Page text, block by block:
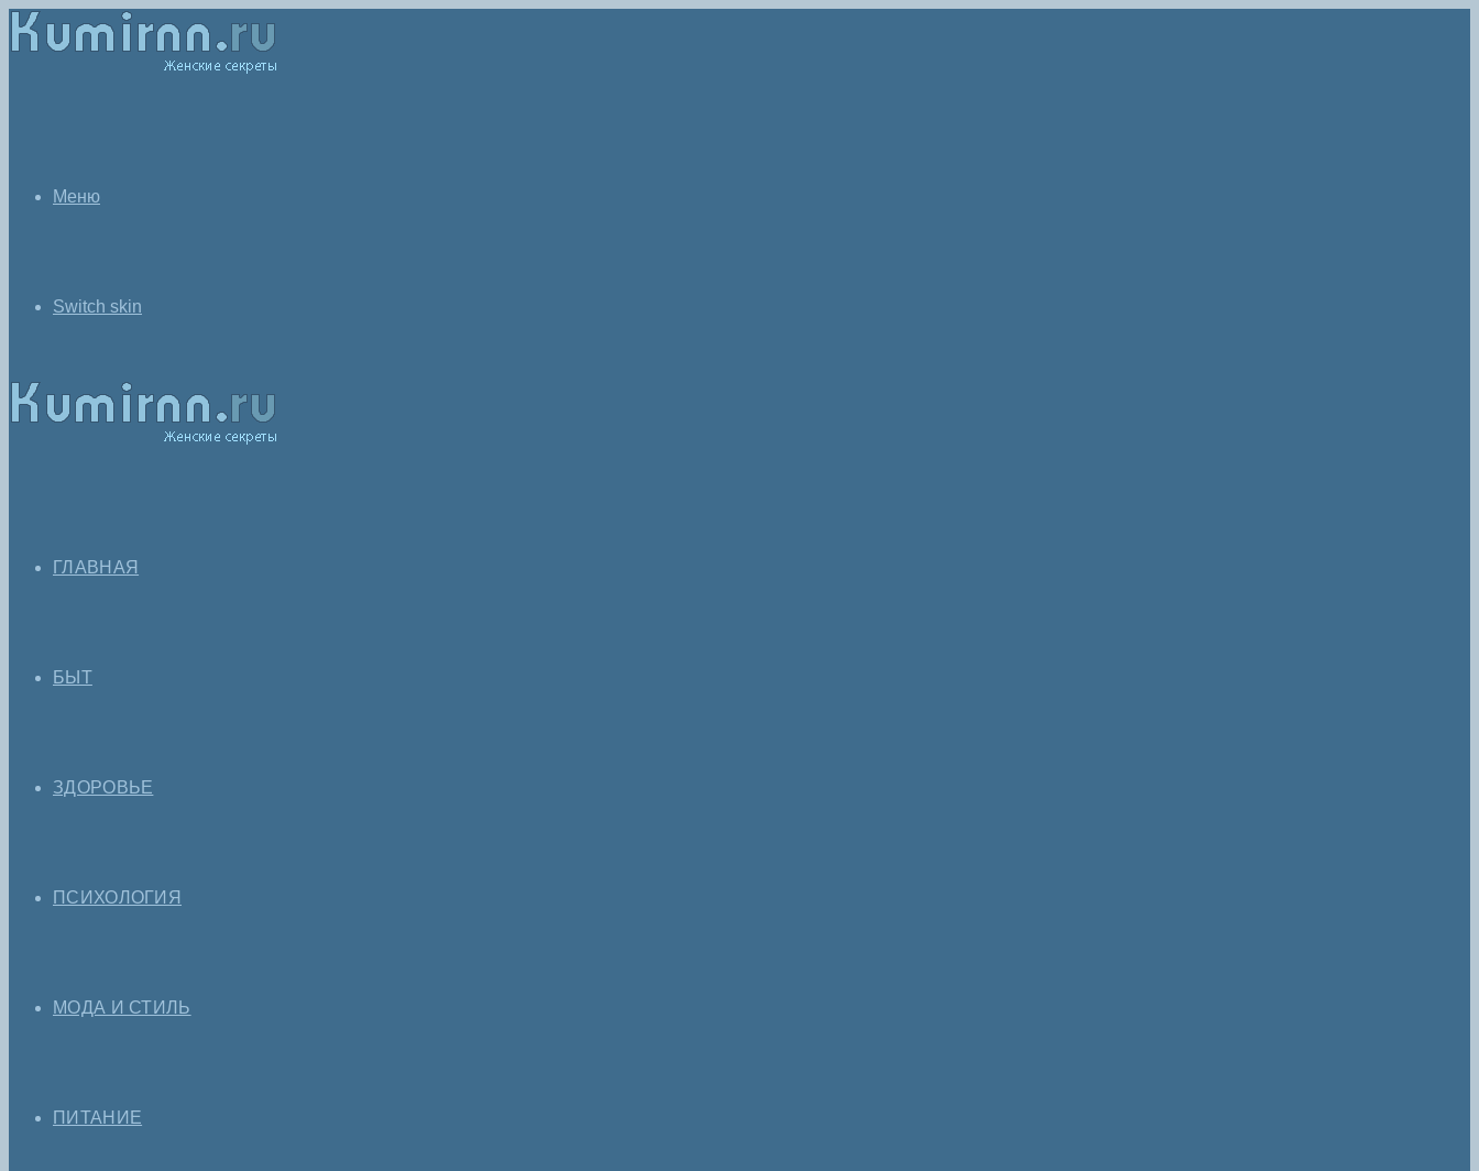
Меню
Switch skin
ГЛАВНАЯ
БЫТ
ЗДОРОВЬЕ
ПСИХОЛОГИЯ
МОДА И СТИЛЬ
ПИТАНИЕ